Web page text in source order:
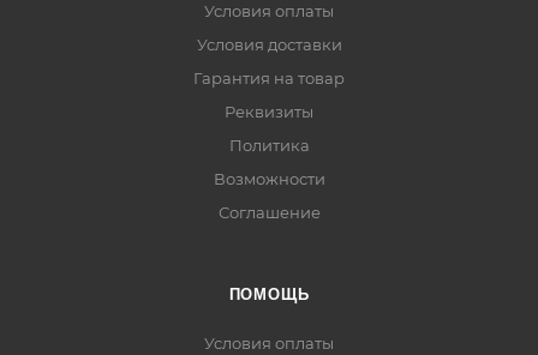
Условия оплаты
Условия доставки
Гарантия на товар
Реквизиты
Политика
Возможности
Соглашение
ПОМОЩЬ
Условия оплаты